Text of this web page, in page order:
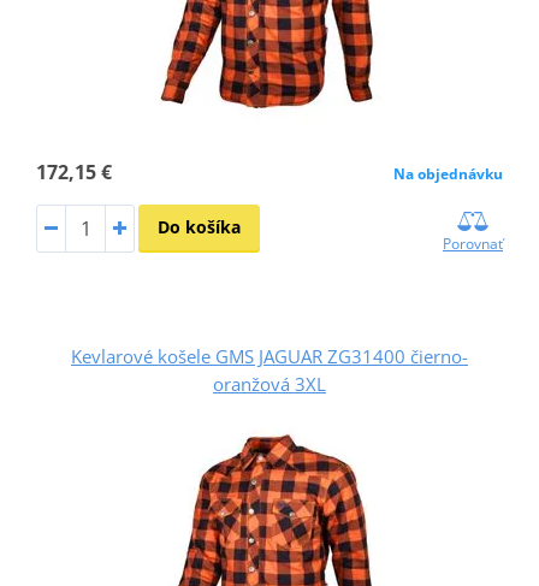
172,15 € Na objednávku
Do košíka
Porovnať
Kevlarové košele GMS JAGUAR ZG31400 čierno-
oranžová 3XL